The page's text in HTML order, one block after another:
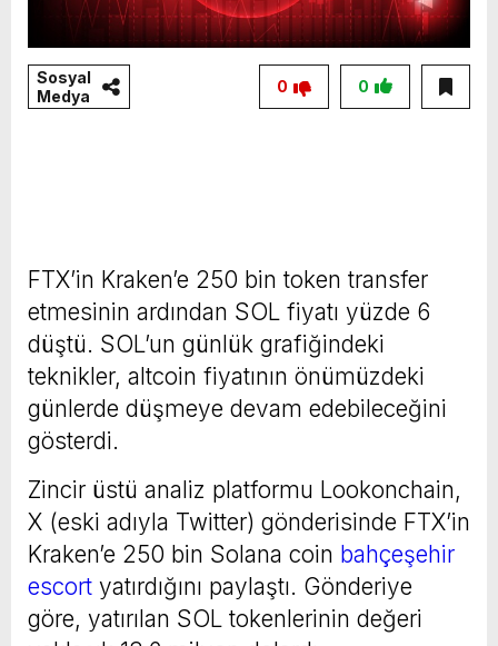
Sosyal
Medya
0
0
FTX’in Kraken’e 250 bin token transfer
etmesinin ardından SOL fiyatı yüzde 6
düştü. SOL’un günlük grafiğindeki
teknikler, altcoin fiyatının önümüzdeki
günlerde düşmeye devam edebileceğini
gösterdi.
Zincir üstü analiz platformu Lookonchain,
X (eski adıyla Twitter) gönderisinde FTX’in
Kraken’e 250 bin Solana coin bahçeşehir
escort yatırdığını paylaştı. Gönderiye
göre, yatırılan SOL tokenlerinin değeri